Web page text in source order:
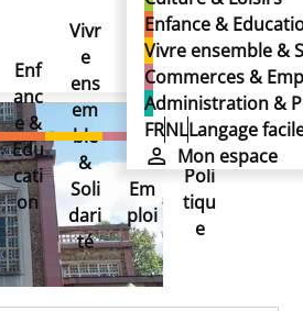
Enfance &
Vivre ensemble &
Commerces &
Administration &
FRNLLangage
Mon espace
Enf
anc
e &
Edu
cati
on
Vivr
e
ens
em
ble
&
Soli
dari
té
Co
mm
erc
es
&
Em
ploi
Ad
min
istr
atio
n &
Poli
tiqu
e